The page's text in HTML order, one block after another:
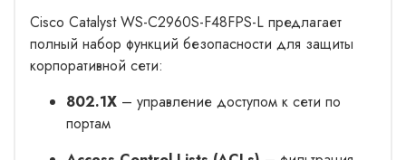
Cisco Catalyst WS-C2960S-F48FPS-L предлагает
полный набор функций безопасности для защиты
корпоративной сети:
802.1X – управление доступом к сети по
портам